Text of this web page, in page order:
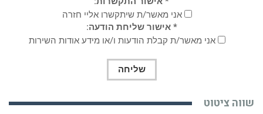
אני מאשר/ת שיתקשרו אליי חזרה
* אישור שליחת הודעה:
אני מאשר/ת קבלת הודעות ו/או מידע אודות השירות
שווה ציטוט